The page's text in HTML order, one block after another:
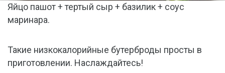
Яйцо пашот + тертый сыр + базилик + соус
маринара.
Такие низкокалорийные бутерброды просты в
приготовлении. Наслаждайтесь!